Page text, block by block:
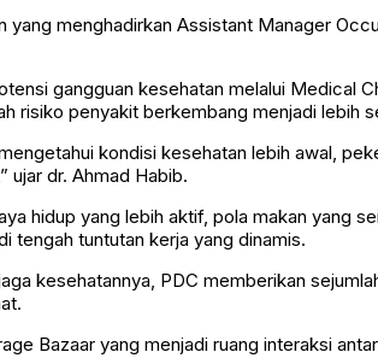
menghadirkan Assistant Manager
gangguan kesehatan melalui Medical
risiko penyakit berkembang menjadi lebih
kondisi kesehatan lebih awal,
ujar dr. Ahmad Habib.
hidup yang lebih aktif, pola makan yang
tengah tuntutan kerja yang dinamis.
kesehatannya, PDC memberikan
Bazaar yang menjadi ruang interaksi